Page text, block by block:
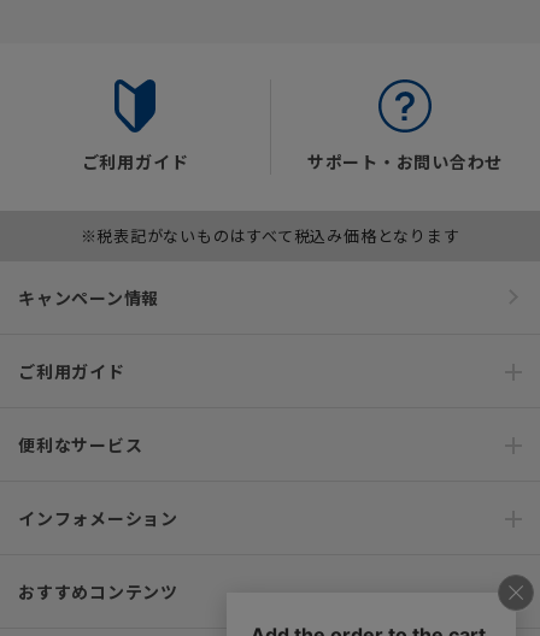
ご利用ガイド サポート・お問い合わせ
※税表記がないものはすべて税込み価格となります
キャンペーン情報
ご利用ガイド
便利なサービス
インフォメーション
おすすめコンテンツ